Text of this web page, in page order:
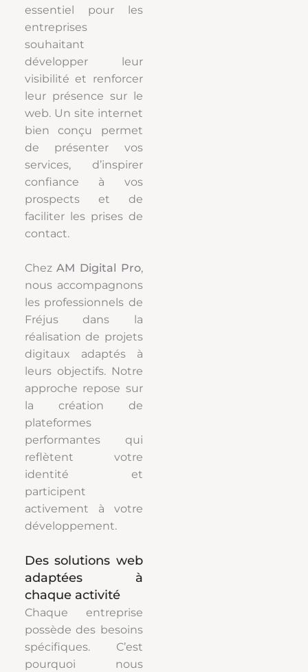
essentiel pour les
entreprises
souhaitant
développer leur
visibilité et renforcer
leur présence sur le
web. Un site internet
bien conçu permet
de présenter vos
services, d’inspirer
confiance à vos
prospects et de
faciliter les prises de
contact.
ChezAM Digital Pro,
nous accompagnons
les professionnels de
Fréjus dans la
réalisation de projets
digitaux adaptés à
leurs objectifs. Notre
approche repose sur
la création de
plateformes
performantes qui
reflètent votre
identité et
participent
activement à votre
développement.
Des solutions web
adaptées à
chaque activité
Chaque entreprise
possède des besoins
spécifiques. C’est
pourquoi nous